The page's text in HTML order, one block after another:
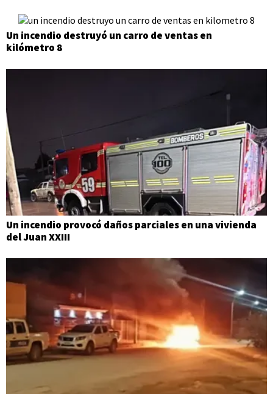
Un incendio destruyó un carro de ventas en
kilómetro 8
Un incendio provocó daños parciales en una vivienda
del Juan XXIII